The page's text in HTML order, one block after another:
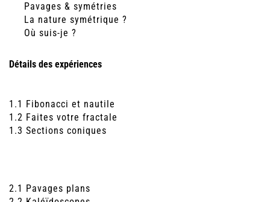
Pavages & symétries
La nature symétrique ?
Où suis-je ?
Détails des expériences
1.1 Fibonacci et nautile
1.2 Faites votre fractale
1.3 Sections coniques
2.1 Pavages plans